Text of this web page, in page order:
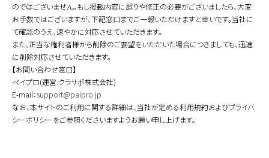
のではございません。もし掲載内容に誤りや修正の必要がございましたら、大変
お手数ではございますが、下記窓口までご一報いただけますと幸いです。当社に
て確認のうえ、速やかに対応させていただきます。
また、正当な権利者様から削除のご要望をいただいた場合につきましても、迅速
に削除対応させていただきます。
【お問い合わせ窓口】
ペイプロ(運営:クラサポ株式会社)
E-mail：support@paipro.jp
なお、本サイトのご利用に関する詳細は、当社が定める利用規約およびプライバ
シーポリシーをご参照くださいますようお願い申し上げます。